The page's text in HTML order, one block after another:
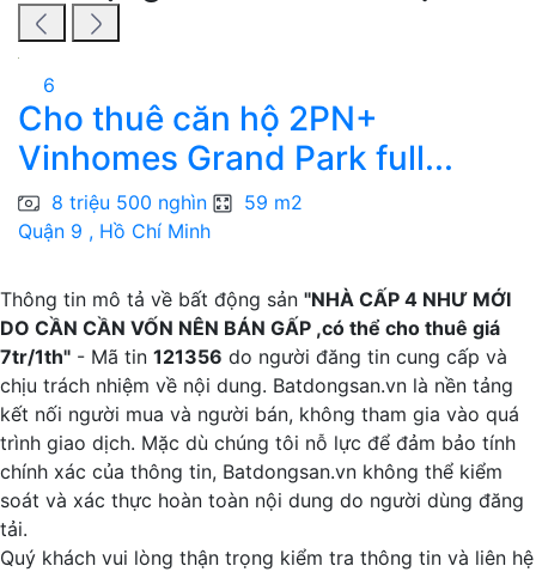
6
Cho thuê căn hộ 2PN+
Vinhomes Grand Park full...
8 triệu 500 nghìn
59 m2
Quận 9 , Hồ Chí Minh
Thông tin mô tả về bất động sản "NHÀ CẤP 4 NHƯ MỚI
DO CẦN CẦN VỐN NÊN BÁN GẤP ,có thể cho thuê giá
7tr/1th" - Mã tin 121356 do người đăng tin cung cấp và
chịu trách nhiệm về nội dung. Batdongsan.vn là nền tảng
kết nối người mua và người bán, không tham gia vào quá
trình giao dịch. Mặc dù chúng tôi nỗ lực để đảm bảo tính
chính xác của thông tin, Batdongsan.vn không thể kiểm
soát và xác thực hoàn toàn nội dung do người dùng đăng
tải.
Quý khách vui lòng thận trọng kiểm tra thông tin và liên hệ